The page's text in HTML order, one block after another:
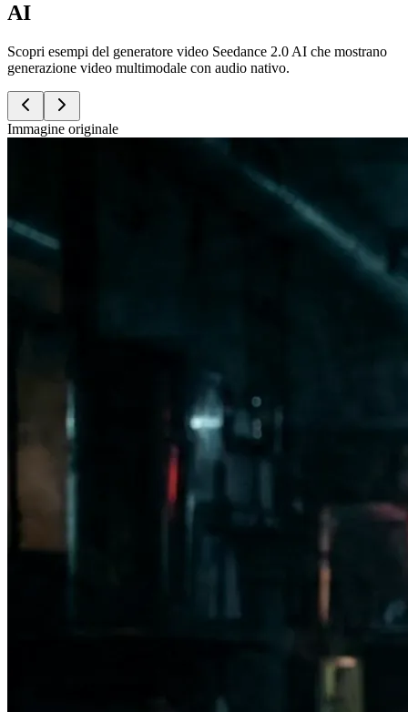
AI
Scopri esempi del generatore video Seedance 2.0 AI che mostrano
generazione video multimodale con audio nativo.
Immagine originale